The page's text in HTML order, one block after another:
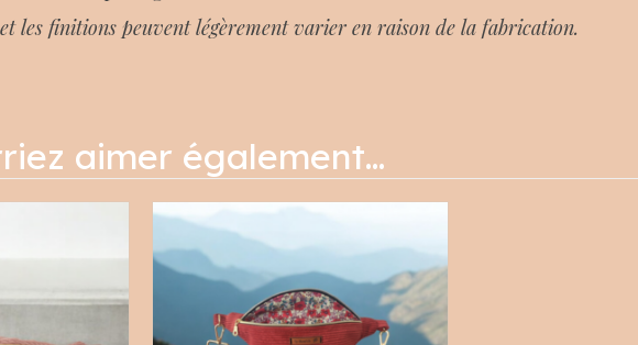
les finitions peuvent légèrement varier en raison de la fabrication.
aimer également…